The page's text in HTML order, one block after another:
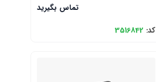
تماس بگیرید
کد: 3516842